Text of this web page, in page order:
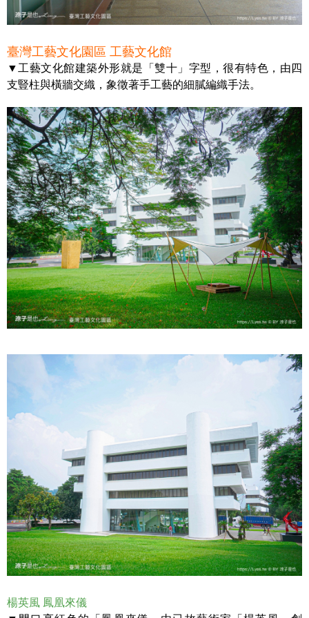
臺灣工藝文化園區 工藝文化館
▼工藝文化館建築外形就是「雙十」字型，很有特色，由四
支豎柱與橫牆交織，象徵著手工藝的細膩編織手法。
楊英風 鳳凰來儀